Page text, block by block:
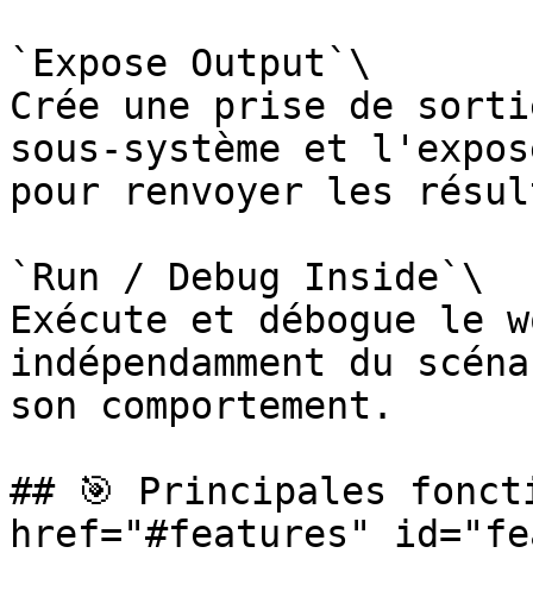
`Expose Output`\
Crée une prise de
sous‑système et
pour renvoyer les
`Run / Debug Inside`\
Exécute et débogue le
indépendamment du
son comportement.
## 🎯 Principales
href="#features"